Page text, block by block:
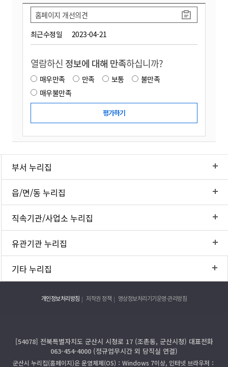
최근수정일 2023-04-21
홈페이지 개선의견
열람하신 정보에 대해 만족하십니까?
매우만족 만족 보통
불만족
매우불만족
부서 누리집
읍/면/동 누리집
직속기관/사업소 누리집
유관기관 누리집
기타 누리집
개인정보처리방침 저작권 정책 영상정보처리기기운영·관리방침
[54078] 전북특별자치도 군산시 시청로 17 (조촌동, 군산시청) 대표전화
063-454-4000 (정규업무시간 외 당직실 연결)
군산시 누리집(홈페이지)은 운영체제(OS)：Windows 7이상, 인터넷 브라우저：